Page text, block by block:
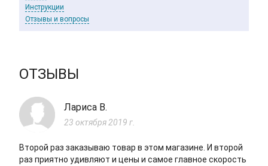
Инструкции
Отзывы и вопросы
ОТЗЫВЫ
Лариса В.
23 октября 2019 г.
Второй раз заказываю товар в этом магазине. И второй
раз приятно удивляют и цены и самое главное скорость